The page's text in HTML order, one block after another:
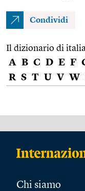
Condividi
Il dizionario di
A B C D E F
R S T U V W
Chi siamo